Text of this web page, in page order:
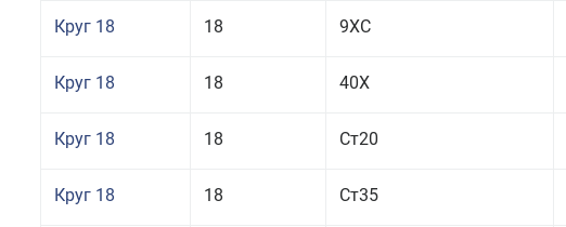
Круг 18 18 9ХС
Круг 18 18 40Х
Круг 18 18 Ст20
Круг 18 18 Ст35